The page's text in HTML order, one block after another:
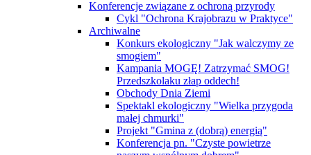
Konferencje związane z ochroną przyrody
Cykl "Ochrona Krajobrazu w Praktyce"
Archiwalne
Konkurs ekologiczny "Jak walczymy ze
smogiem"
Kampania MOGĘ! Zatrzymać SMOG!
Przedszkolaku złap oddech!
Obchody Dnia Ziemi
Spektakl ekologiczny "Wielka przygoda
małej chmurki"
Projekt "Gmina z (dobrą) energią"
Konferencja pn. "Czyste powietrze